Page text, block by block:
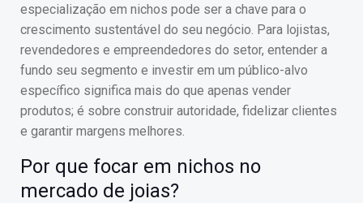
especialização em nichos pode ser a chave para o
crescimento sustentável do seu negócio. Para lojistas,
revendedores e empreendedores do setor, entender a
fundo seu segmento e investir em um público-alvo
específico significa mais do que apenas vender
produtos; é sobre construir autoridade, fidelizar clientes
e garantir margens melhores.
Por que focar em nichos no
mercado de joias?